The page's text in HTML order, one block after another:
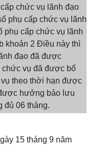
chức vụ lãnh đạo
phụ cấp chức vụ lãnh
cấp chức vụ lãnh
khoản 2 Điều này thì
đạo đã được
vụ đã được bổ
theo thời hạn được
hưởng bảo lưu
đủ 06 tháng.
15 tháng 9 năm